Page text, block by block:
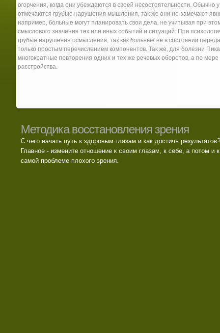
огорчения, когда они убеждаются в своей несостоятельности.
отмечаются грубые нарушения мышления, так же они не замечают
например, больные могут планировать свои дела, не учитывая при
смыслового значения тех или иных событий и ситуаций. При
грубые нарушения осмысления, так как больные не в состоянии
только простым перечислением компонентов. Так же, для болезни
многократные повторения одних и тех же речевых оборотов, а по
расстройства.
Методика восстановления зрения
С чего начать путь к здоровым глазам и как достичь результатов?
Главное - измените отношение к своим глазам, к себе, а потом и к
самой проблеме плохого зрения.